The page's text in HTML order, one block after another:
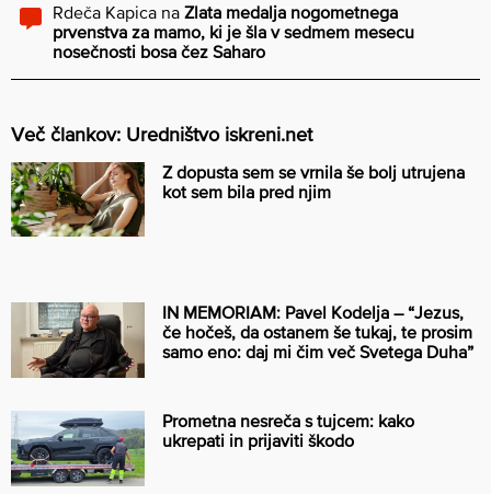
Rdeča Kapica na Zlata medalja nogometnega
prvenstva za mamo, ki je šla v sedmem mesecu
nosečnosti bosa čez Saharo
Več člankov: Uredništvo iskreni.net
Z dopusta sem se vrnila še bolj utrujena
kot sem bila pred njim
IN MEMORIAM: Pavel Kodelja – “Jezus,
če hočeš, da ostanem še tukaj, te prosim
samo eno: daj mi čim več Svetega Duha”
Prometna nesreča s tujcem: kako
ukrepati in prijaviti škodo